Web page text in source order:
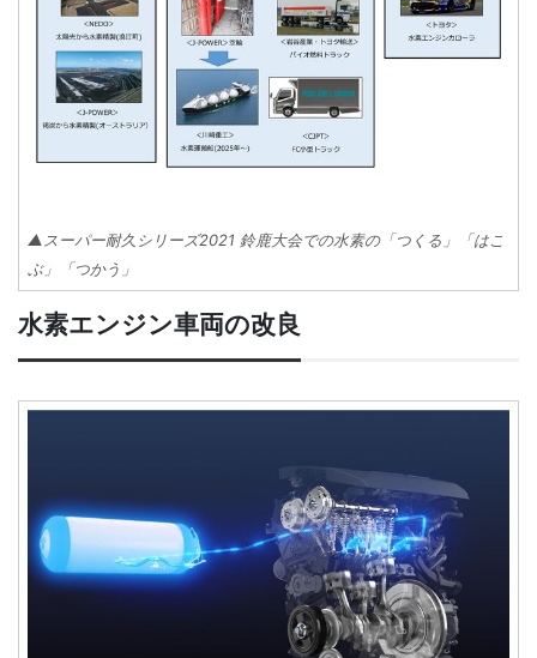
▲スーパー耐久シリーズ2021 鈴鹿大会での水素の「つくる」「はこ
ぶ」「つかう」
水素エンジン車両の改良